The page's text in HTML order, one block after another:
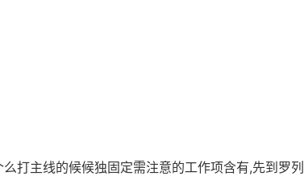
打主线的候候独固定需注意的工作项含有,先到罗列